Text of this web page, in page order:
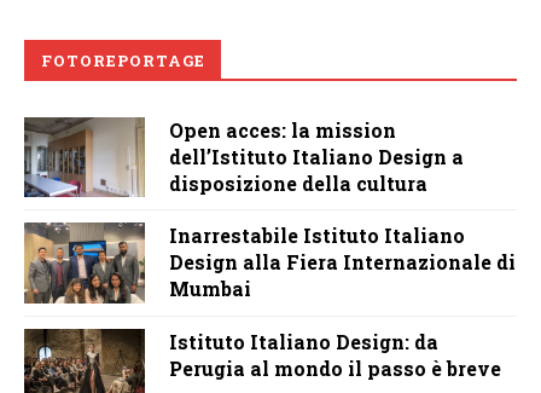
FOTOREPORTAGE
Open acces: la mission
dell’Istituto Italiano Design a
disposizione della cultura
Inarrestabile Istituto Italiano
Design alla Fiera Internazionale di
Mumbai
Istituto Italiano Design: da
Perugia al mondo il passo è breve